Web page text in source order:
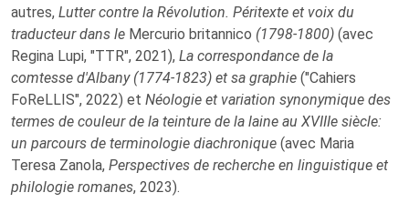
autres, Lutter contre la Révolution. Péritexte et voix du
traducteur dans le Mercurio britannico (1798-1800) (avec
Regina Lupi, "TTR", 2021), La correspondance de la
comtesse d'Albany (1774-1823) et sa graphie ("Cahiers
FoReLLIS", 2022) et Néologie et variation synonymique des
termes de couleur de la teinture de la laine au XVIIIe siècle:
un parcours de terminologie diachronique (avec Maria
Teresa Zanola, Perspectives de recherche en linguistique et
philologie romanes, 2023).